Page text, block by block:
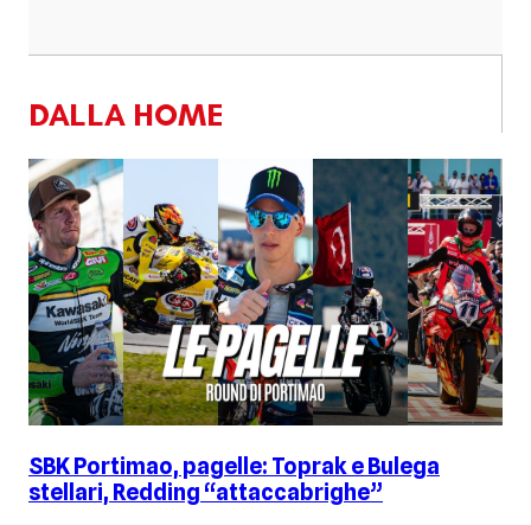
DALLA HOME
SBK Portimao, pagelle: Toprak e Bulega
stellari, Redding “attaccabrighe”